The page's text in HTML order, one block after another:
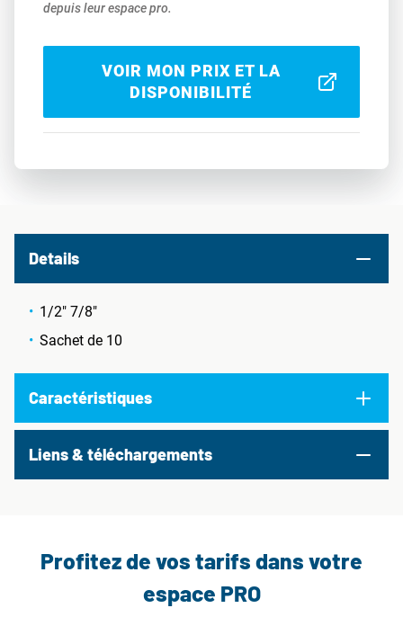
depuis leur espace pro.
VOIR MON PRIX ET LA
DISPONIBILITÉ
Details
1/2" 7/8"
Sachet de 10
Caractéristiques
Liens & téléchargements
Profitez de vos tarifs dans votre
espace PRO